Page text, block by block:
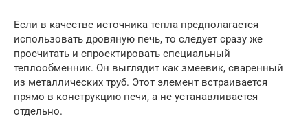
Если в качестве источника тепла предполагается
использовать дровяную печь, то следует сразу же
просчитать и спроектировать специальный
теплообменник. Он выглядит как змеевик, сваренный
из металлических труб. Этот элемент встраивается
прямо в конструкцию печи, а не устанавливается
отдельно.